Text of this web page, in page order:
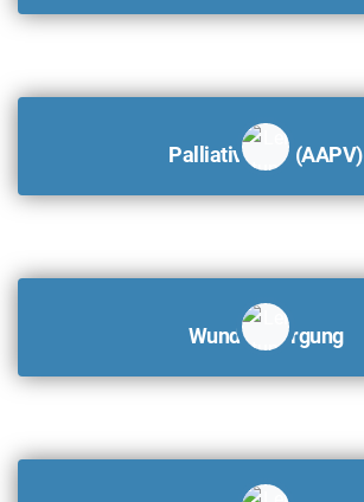
Palliativ Care (AAPV)
Wundversorgung